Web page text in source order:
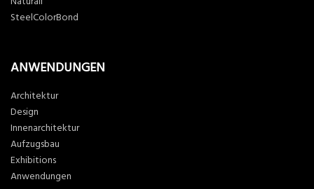
SteelColorBond
ANWENDUNGEN
Architektur
Design
Innenarchitektur
Aufzugsbau
Exhibitions
Anwendungen